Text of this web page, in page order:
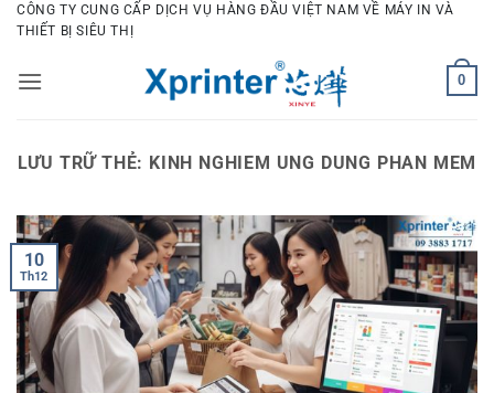
Bỏ
qua
dung
CÔNG TY CUNG CẤP DỊCH VỤ HÀNG ĐẦU VIỆT NAM VỀ MÁY IN VÀ
THIẾT BỊ SIÊU THỊ
0
LƯU TRỮ THẺ: KINH NGHIEM UNG DUNG PHAN MEM
10
Th12